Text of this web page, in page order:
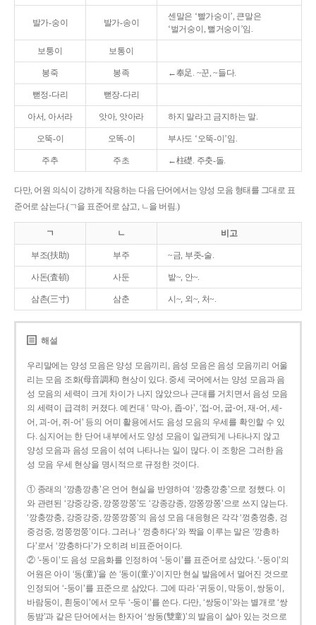
발가-숭이 발가-송이
센말은 ‘빨가숭이’, 큰말은
‘벌거숭이, 뻘거숭이’임.
보퉁이 보통이
봉죽 봉족 ←奉足. ~꾼, ~들다.
뻗정-다리 뻗장-다리
아서, 아서라 앗아, 앗아라 하지 말라고 금지하는 말.
오뚝-이 오똑-이 부사도 ‘오뚝-이’임.
주추 주초 ←柱礎. 주춧-돌.
다만, 어원 의식이 강하게 작용하는 다음 단어에서는 양성 모음 형태를 그대로 표
준어로 삼는다.(ㄱ을 표준어로 삼고, ㄴ을 버림.)
ㄱ ㄴ 비고
부조(扶助) 부주 ~금, 부좃-술.
사돈(査頓) 사둔 밭~, 안~.
삼촌(三寸) 삼춘 시~, 외~, 처~.
해설
우리말에는 양성 모음은 양성 모음끼리, 음성 모음은 음성 모음끼리 어울
리는 모음 조화(母音調和) 현상이 있다. 중세 국어에서는 양성 모음과 음
성 모음의 세력이 크게 차이가 나지 않았으나 근대를 거치면서 음성 모음
의 세력이 급격히 커졌다. 예컨대 ‘ 막-아, 좁-아’, ‘접-어, 굽-어, 재-어, 세-
어, 괴-어, 쥐-어’ 등의 어미 활용에서도 음성 모음의 우세를 확인할 수 있
다. 심지어는 한 단어 내부에서도 양성 모음이 일관되게 나타나지 않고
양성 모음과 음성 모음이 섞여 나타나는 일이 많다. 이 조항은 그러한 음
성 모음 우세 현상을 명시적으로 규정한 것이다.
① 종래의 ‘깡총깡총’은 언어 현실을 반영하여 ‘깡충깡충’으로 정했다. 이
와 관련된 ‘강중강중, 깡쭝깡쭝’도 ‘강종강종, 깡쫑깡쫑’으로 쓰지 않는다.
‘깡충깡충, 강중강중, 깡쭝깡쭝’의 음성 모음 대응형은 각각 ‘껑충껑충, 겅
중겅중, 껑쭝껑쭝’이다. 그러나 ‘ 껑충하다’와 짝을 이루는 말은 ‘깡총하
다’로서 ‘깡충하다’가 오히려 비표준어이다.
② ‘-동이’도 음성 모음화를 인정하여 ‘-둥이’를 표준어로 삼았다. ‘-둥이’의
어원은 아이 ‘동(童)’을 쓴 ‘동이(童-)’이지만 현실 발음에서 멀어진 것으로
인정되어 ‘-둥이’를 표준으로 삼았다. 그에 따라 ‘귀둥이, 막둥이, 쌍둥이,
바람둥이, 흰둥이’에서 모두 ‘-둥이’를 쓴다. 다만, ‘쌍둥이’와는 별개로 ‘쌍
동밤’과 같은 단어에서는 한자어 ‘쌍동(雙童)’의 발음이 살아 있는 것으로